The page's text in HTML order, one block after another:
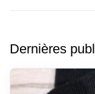
Dernières